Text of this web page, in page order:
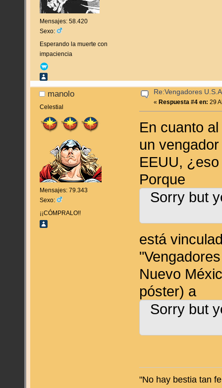
Mensajes: 58.420
Sexo:
Esperando la muerte con
impaciencia
manolo
Celestial
Mensajes: 79.343
Sexo:
¡¡CÓMPRALO!!
Re:Vengadores
«Respuesta #4 en: 29
En cuanto
un
EEUU,
Porque
Sorry but
está
Nuevo
póster) a
Sorry but
"No hay bestia tan